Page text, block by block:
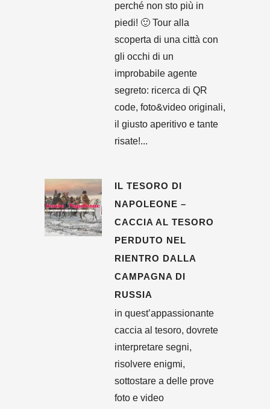
perché non sto più in
piedi! 🙂 Tour alla
scoperta di una città con
gli occhi di un
improbabile agente
segreto: ricerca di QR
code, foto&video originali,
il giusto aperitivo e tante
risate!...
IL TESORO DI
NAPOLEONE –
CACCIA AL TESORO
PERDUTO NEL
RIENTRO DALLA
CAMPAGNA DI
RUSSIA
in quest’appassionante
caccia al tesoro, dovrete
interpretare segni,
risolvere enigmi,
sottostare a delle prove
foto e video